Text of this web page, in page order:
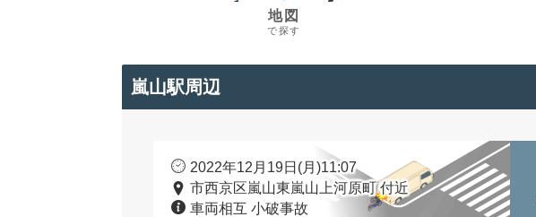
地図
で探す
嵐山駅周辺
2022年12月19日(月)11:07
市西京区嵐山東嵐山上河原町 付近
車両相互 小破事故